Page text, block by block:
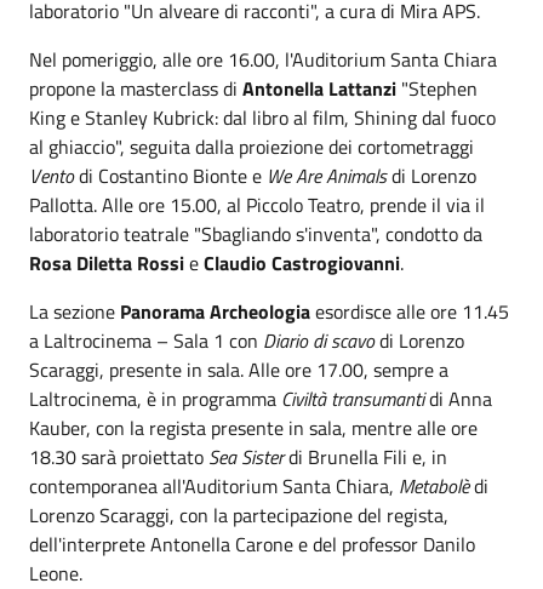
laboratorio "Un alveare di racconti", a cura di Mira APS.
Nel pomeriggio, alle ore 16.00, l'Auditorium Santa Chiara
propone la masterclass di Antonella Lattanzi "Stephen
King e Stanley Kubrick: dal libro al film, Shining dal fuoco
al ghiaccio", seguita dalla proiezione dei cortometraggi
Ventodi Costantino Bionte e We Are Animalsdi Lorenzo
Pallotta. Alle ore 15.00, al Piccolo Teatro, prende il via il
laboratorio teatrale "Sbagliando s'inventa", condotto da
Rosa Diletta RossieClaudio Castrogiovanni.
La sezione Panorama Archeologiaesordisce alle ore 11.45
a Laltrocinema – Sala 1 con Diario di scavodi Lorenzo
Scaraggi, presente in sala. Alle ore 17.00, sempre a
Laltrocinema, è in programma Civiltà transumantidi Anna
Kauber, con la regista presente in sala, mentre alle ore
18.30 sarà proiettato Sea Sisterdi Brunella Fili e, in
contemporanea all'Auditorium Santa Chiara, Metabolèdi
Lorenzo Scaraggi, con la partecipazione del regista,
dell'interprete Antonella Carone e del professor Danilo
Leone.